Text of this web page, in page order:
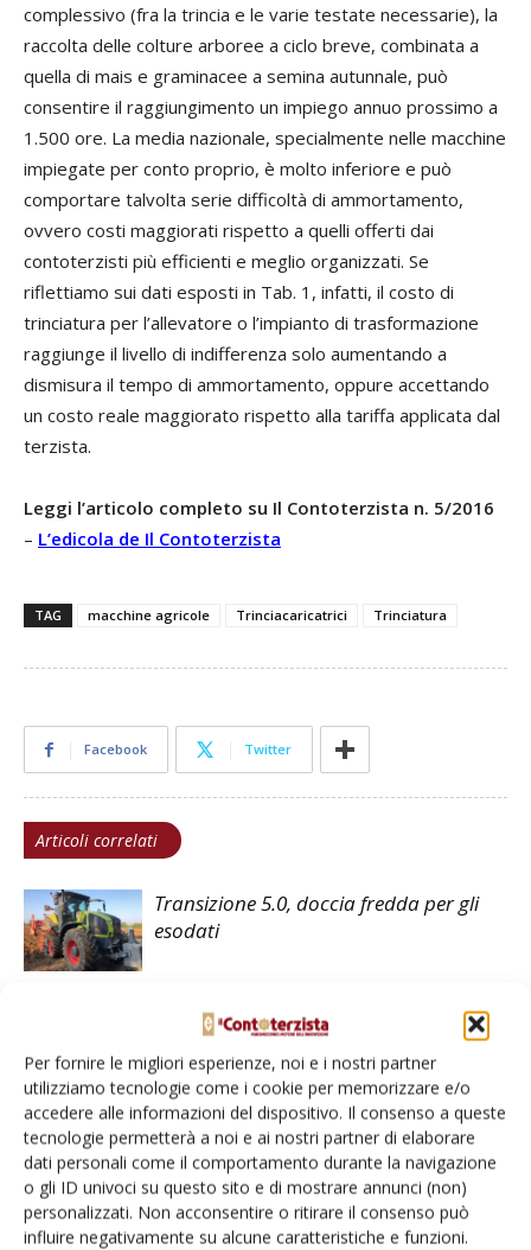
Per fornire le migliori esperienze, noi e i nostri partner
utilizziamo tecnologie come i cookie per memorizzare e/o
accedere alle informazioni del dispositivo. Il consenso a queste
tecnologie permetterà a noi e ai nostri partner di elaborare
dati personali come il comportamento durante la navigazione
o gli ID univoci su questo sito e di mostrare annunci (non)
personalizzati. Non acconsentire o ritirare il consenso può
influire negativamente su alcune caratteristiche e funzioni.
complessivo (fra la trincia e le varie testate necessarie), la
raccolta delle colture arboree a ciclo breve, combinata a
quella di mais e graminacee a semina autunnale, può
consentire il raggiungimento un impiego annuo prossimo a
1.500 ore. La media nazionale, specialmente nelle macchine
impiegate per conto proprio, è molto inferiore e può
comportare talvolta serie difficoltà di ammortamento,
ovvero costi maggiorati rispetto a quelli offerti dai
contoterzisti più efficienti e meglio organizzati. Se
riflettiamo sui dati esposti in Tab. 1, infatti, il costo di
trinciatura per l’allevatore o l’impianto di trasformazione
raggiunge il livello di indifferenza solo aumentando a
dismisura il tempo di ammortamento, oppure accettando
un costo reale maggiorato rispetto alla tariffa applicata dal
terzista.
Leggi l’articolo completo su Il Contoterzista n. 5/2016
– L’edicola de Il Contoterzista
TAG macchine agricole Trinciacaricatrici Trinciatura
Facebook Twitter
Articoli correlati
Transizione 5.0, doccia fredda per gli
esodati
Macchine agricole, primo trimestre
2026 in crescita
Per chi batte il cuore delle trince